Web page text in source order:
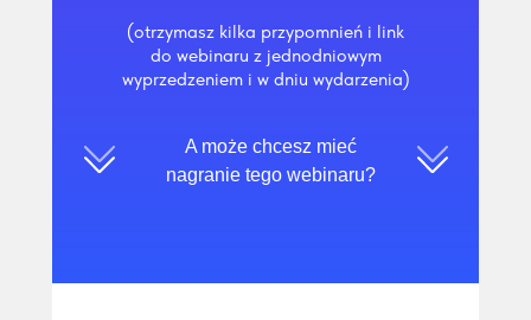
(otrzymasz kilka przypomnień i link
do webinaru z jednodniowym
wyprzedzeniem i w dniu wydarzenia)
A może chcesz mieć
nagranie tego webinaru?